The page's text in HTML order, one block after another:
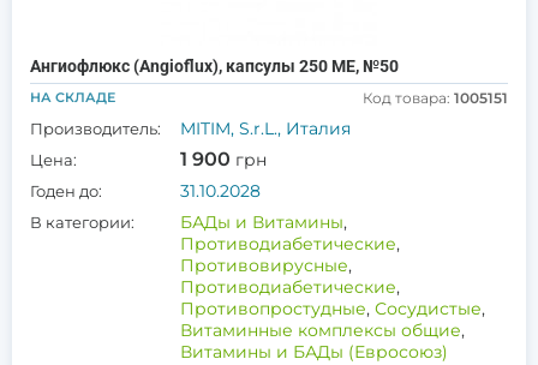
Ангиофлюкс (Angioflux), капсулы 250 МЕ, №50
НА СКЛАДЕ Код товара: 1005151
Производитель: MITIM, S.r.L., Италия
Цена: 1 900 грн
Годен до: 31.10.2028
В категории: БАДы и Витамины,
Противодиабетические,
Противовирусные,
Противодиабетические,
Противопростудные, Сосудистые,
Витаминные комплексы общие,
Витамины и БАДы (Евросоюз)